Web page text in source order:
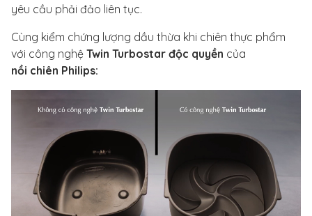
yêu cầu phải đảo liên tục.
Cùng kiểm chứng lượng dầu thừa khi chiên thực phẩm
với công nghệ Twin Turbostar độc quyền của
nồi chiên Philips: